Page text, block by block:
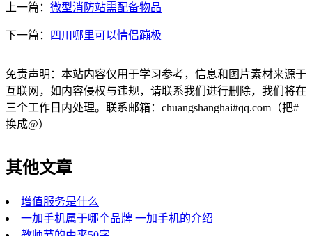
上一篇： 微型消防站需配备物品
下一篇： 四川哪里可以情侣蹦极
免责声明：本站内容仅用于学习参考，信息和图片素材来源于
互联网，如内容侵权与违规，请联系我们进行删除，我们将在
三个工作日内处理。联系邮箱：chuangshanghai#qq.com（把#
换成@）
其他文章
增值服务是什么
一加手机属于哪个品牌 一加手机的介绍